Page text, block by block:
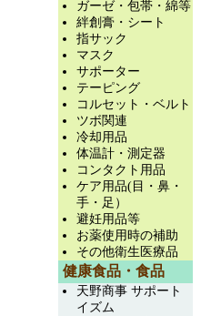
ガーゼ・包帯・綿等
絆創膏・シート
指サック
マスク
サポーター
テーピング
コルセット・ベルト
ツボ関連
冷却用品
体温計・測定器
コンタクト用品
ケア用品(目・鼻・
手・足）
避妊用品等
お薬使用時の補助
その他衛生医療品
健康食品・食品
天野商事 サポート
イズム